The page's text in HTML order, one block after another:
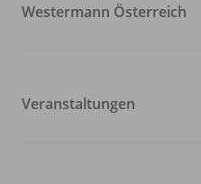
Westermann Österreich
Veranstaltungen